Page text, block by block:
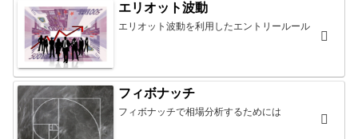
エリオット波動
エリオット波動を利用したエントリールール
フィボナッチ
フィボナッチで相場分析するためには